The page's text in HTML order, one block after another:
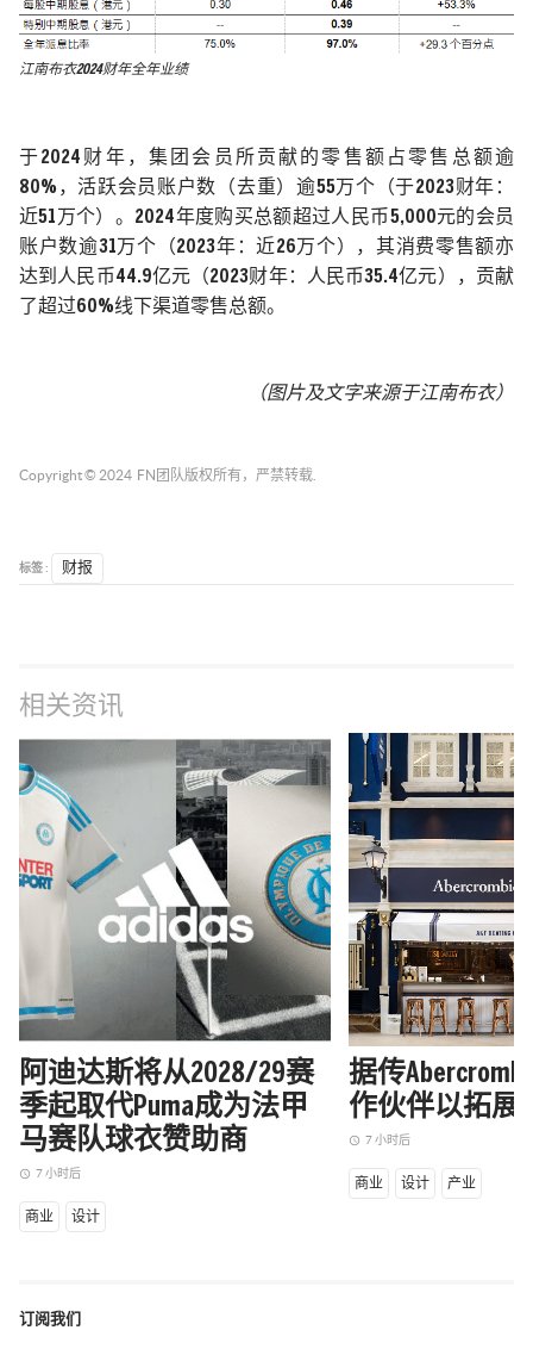
江南布衣2024财年全年业绩
于 2024 财 年，集团会员所贡献的零售额占零售总额逾
80% ，活跃会员账户数（去重）逾55万个（于2023 财年：
近51 万个）。 2024年度购买总额超过人民币 5,000元的会员
账户数逾31 万个（ 2023年：近26 万个），其消费零售额亦
达到人民币 44.9亿元（ 2023财年：人民币35.4亿元），贡献
了超过60%线下渠道零售总额。
（图片及文字来源于江南布衣）
Copyright © 2024 FN团队 版权所有，严禁转载.
标签 : 财报
相关资讯
阿迪达斯将从2028/29赛
季起取代Puma成为法甲
马赛队球衣赞助商
access_time 7 小时后
商业 设计
据传
作伙伴以拓展
access_time 7 小时后
商业 设计 产业
订阅我们